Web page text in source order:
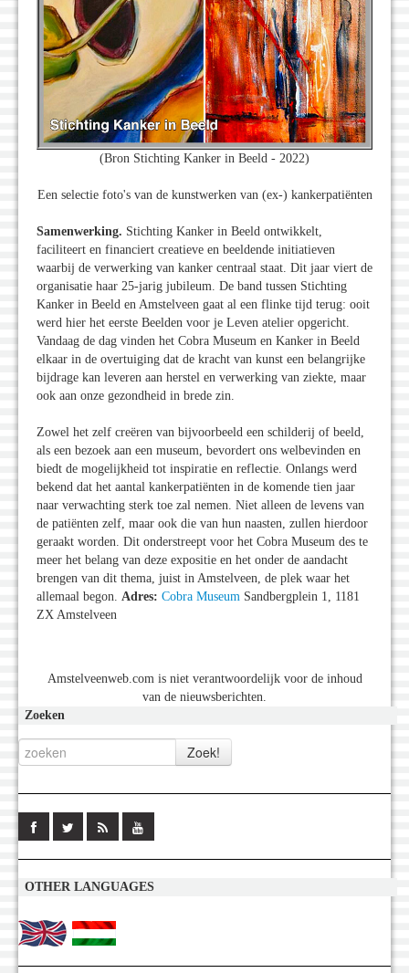
(Bron Stichting Kanker in Beeld - 2022)
Een selectie foto's van de kunstwerken van (ex-) kankerpatiënten
Samenwerking. Stichting Kanker in Beeld ontwikkelt,
faciliteert en financiert creatieve en beeldende initiatieven
waarbij de verwerking van kanker centraal staat. Dit jaar viert de
organisatie haar 25-jarig jubileum. De band tussen Stichting
Kanker in Beeld en Amstelveen gaat al een flinke tijd terug: ooit
werd hier het eerste Beelden voor je Leven atelier opgericht.
Vandaag de dag vinden het Cobra Museum en Kanker in Beeld
elkaar in de overtuiging dat de kracht van kunst een belangrijke
bijdrage kan leveren aan herstel en verwerking van ziekte, maar
ook aan onze gezondheid in brede zin.
Zowel het zelf creëren van bijvoorbeeld een schilderij of beeld,
als een bezoek aan een museum, bevordert ons welbevinden en
biedt de mogelijkheid tot inspiratie en reflectie. Onlangs werd
bekend dat het aantal kankerpatiënten in de komende tien jaar
naar verwachting sterk toe zal nemen. Niet alleen de levens van
de patiënten zelf, maar ook die van hun naasten, zullen hierdoor
geraakt worden. Dit onderstreept voor het Cobra Museum des te
meer het belang van deze expositie en het onder de aandacht
brengen van dit thema, juist in Amstelveen, de plek waar het
allemaal begon. Adres: Cobra Museum Sandbergplein 1, 1181
ZX Amstelveen
Amstelveenweb.com is niet verantwoordelijk voor de inhoud
van de nieuwsberichten.
Zoeken
OTHER LANGUAGES